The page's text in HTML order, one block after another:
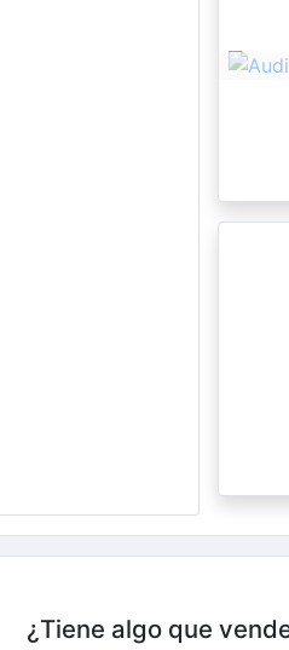
¿Tiene algo que